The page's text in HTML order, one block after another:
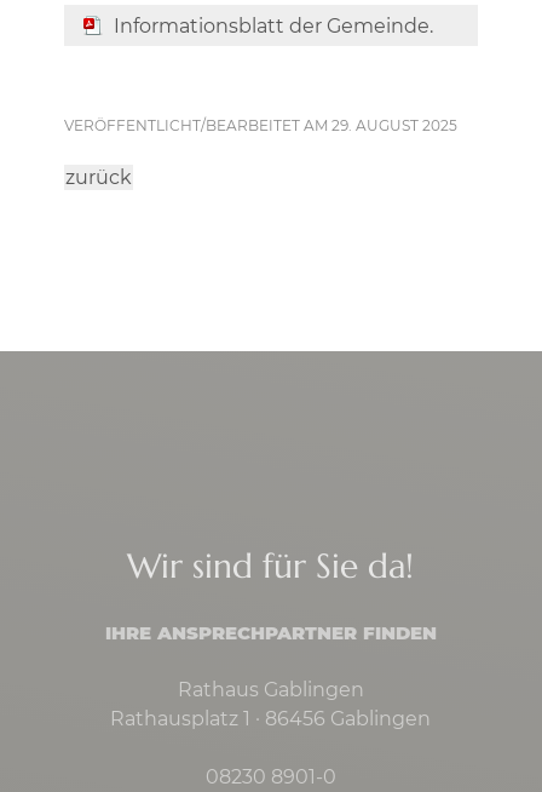
Informationsblatt der Gemeinde.
VERÖFFENTLICHT/BEARBEITET AM 29. AUGUST 2025
zurück
Wir sind für Sie da!
IHRE ANSPRECHPARTNER FINDEN
Rathaus Gablingen
Rathausplatz 1 · 86456 Gablingen
08230 8901-0